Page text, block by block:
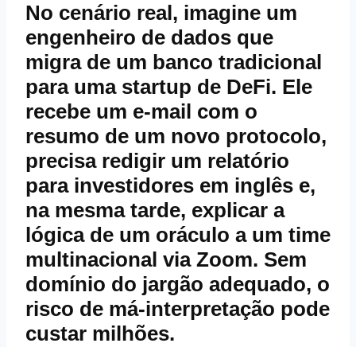
No cenário real, imagine um
engenheiro de dados que
migra de um banco tradicional
para uma startup de DeFi. Ele
recebe um e‑mail com o
resumo de um novo protocolo,
precisa redigir um relatório
para investidores em inglês e,
na mesma tarde, explicar a
lógica de um oráculo a um time
multinacional via Zoom. Sem
domínio do jargão adequado, o
risco de má‑interpretação pode
custar milhões.